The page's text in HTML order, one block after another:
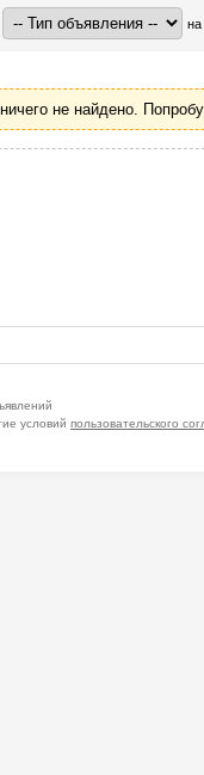
на
не найдено.
условий пользовательского